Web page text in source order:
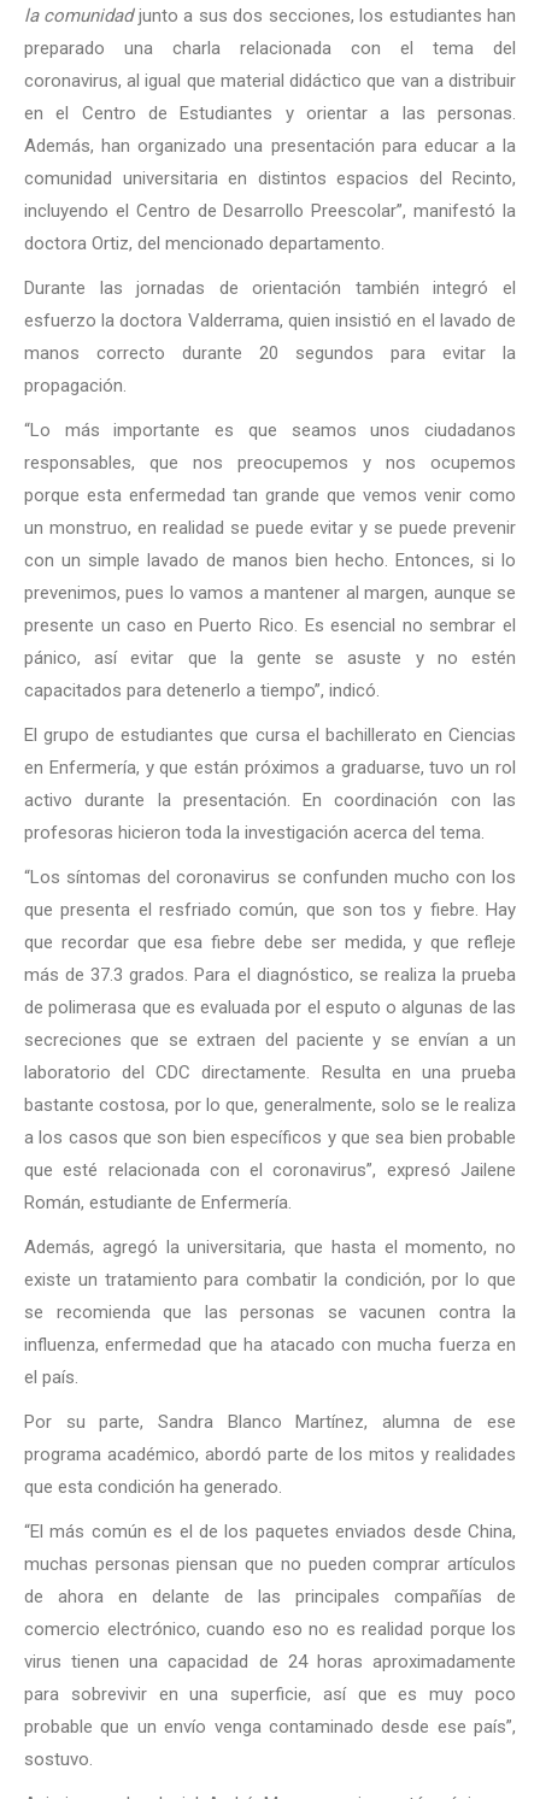
la comunidadjunto a sus dos secciones, los estudiantes han
preparado una charla relacionada con el tema del
coronavirus, al igual que material didáctico que van a distribuir
en el Centro de Estudiantes y orientar a las personas.
Además, han organizado una presentación para educar a la
comunidad universitaria en distintos espacios del Recinto,
incluyendo el Centro de Desarrollo Preescolar”, manifestó la
doctora Ortiz, del mencionado departamento.
Durante las jornadas de orientación también integró el
esfuerzo la doctora Valderrama, quien insistió en el lavado de
manos correcto durante 20 segundos para evitar la
propagación.
“Lo más importante es que seamos unos ciudadanos
responsables, que nos preocupemos y nos ocupemos
porque esta enfermedad tan grande que vemos venir como
un monstruo, en realidad se puede evitar y se puede prevenir
con un simple lavado de manos bien hecho. Entonces, si lo
prevenimos, pues lo vamos a mantener al margen, aunque se
presente un caso en Puerto Rico. Es esencial no sembrar el
pánico, así evitar que la gente se asuste y no estén
capacitados para detenerlo a tiempo”, indicó.
El grupo de estudiantes que cursa el bachillerato en Ciencias
en Enfermería, y que están próximos a graduarse, tuvo un rol
activo durante la presentación. En coordinación con las
profesoras hicieron toda la investigación acerca del tema.
“Los síntomas del coronavirus se confunden mucho con los
que presenta el resfriado común, que son tos y fiebre. Hay
que recordar que esa fiebre debe ser medida, y que refleje
más de 37.3 grados. Para el diagnóstico, se realiza la prueba
de polimerasa que es evaluada por el esputo o algunas de las
secreciones que se extraen del paciente y se envían a un
laboratorio del CDC directamente. Resulta en una prueba
bastante costosa, por lo que, generalmente, solo se le realiza
a los casos que son bien específicos y que sea bien probable
que esté relacionada con el coronavirus”, expresó Jailene
Román, estudiante de Enfermería.
Además, agregó la universitaria, que hasta el momento, no
existe un tratamiento para combatir la condición, por lo que
se recomienda que las personas se vacunen contra la
influenza, enfermedad que ha atacado con mucha fuerza en
el país.
Por su parte, Sandra Blanco Martínez, alumna de ese
programa académico, abordó parte de los mitos y realidades
que esta condición ha generado.
“El más común es el de los paquetes enviados desde China,
muchas personas piensan que no pueden comprar artículos
de ahora en delante de las principales compañías de
comercio electrónico, cuando eso no es realidad porque los
virus tienen una capacidad de 24 horas aproximadamente
para sobrevivir en una superficie, así que es muy poco
probable que un envío venga contaminado desde ese país”,
sostuvo.